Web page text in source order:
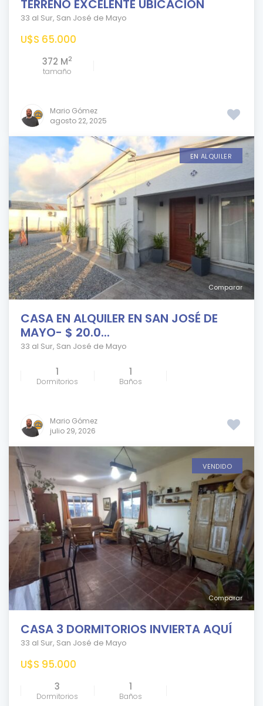
TERRENO EXCELENTE UBICACIÓN
33 al Sur, San José de Mayo
U$S 65.000
372 M2
tamaño
Mario Gómez
agosto 22, 2025
Comparar
EN ALQUILER
CASA EN ALQUILER EN SAN JOSÉ DE
MAYO- $ 20.0...
33 al Sur, San José de Mayo
1
Dormitorios
1
Baños
Mario Gómez
julio 29, 2026
Comparar
VENDIDO
CASA 3 DORMITORIOS INVIERTA AQUÍ
33 al Sur, San José de Mayo
U$S 95.000
3
Dormitorios
1
Baños